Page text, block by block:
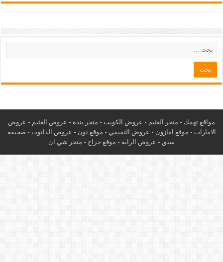
مواقع تهمك - متجر العثيم - عروض الكويت - متجر بنده - عروض العثيم - عروض
الامارات - موقع امازون - عروض التميمي - موقع نون - عروض الدانوب - صحيفة
سبق - عروض الراية - موقع حراج - متجر شي ان